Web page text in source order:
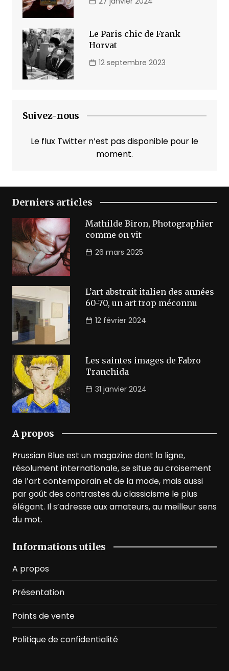
Le Paris chic de Frank
Horvat
12 septembre 2023
Suivez-nous
Le flux Twitter n’est pas disponible pour le
moment.
Derniers articles
Mathilde Biron, Photographier
comme on vit
26 mars 2025
L’art abstrait italien des années
60-70, un art trop méconnu
12 février 2024
Les saintes images de Fabro
Tranchida
31 janvier 2024
A propos
Prussian Blue est un magazine dont la ligne,
résolument internationale, se situe au croisement
de l’art contemporain et de la mode, mais aussi
par goût des contrastes du classicisme le plus
élégant. Il s’adresse aux amateurs, au meilleur sens
du mot.
Informations utiles
A propos
Présentation
Points de vente
Politique de confidentialité